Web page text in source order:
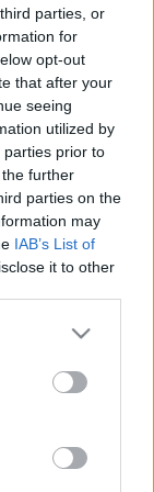
parties, or
for
opt-out
that after your
seeing
utilized by
parties prior to
further
parties on the
may
IAB’s List of
it to other
more Google
may click to
party tags to
below Google
maguknak,
adatai